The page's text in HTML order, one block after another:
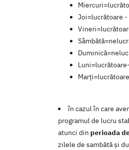
Joi=lucrătoare -
în cazul în care
programul de lucru
atunci din perioada
zilele de sambătă și